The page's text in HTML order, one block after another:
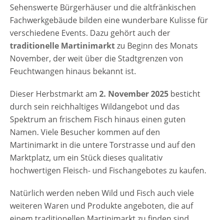
und Kunsthandwerk. Der Martinimarkt in
Feuchtwangen präsentiert neben all den
Angeboten an Waren auch ein
Rahmenprogramm unter dem Motto
"Romantik um Martini". Der verkaufsoffene
Sonntag der örtlichen Einzelhändler, ein
romantisches Karussell und das Märchenzelt
für die Kinder gehören zu diesem
begleitenden Programm. Der Martinimarkt
bringt schon einen Vorgeschmack auf den
Weihnachtsmarkt in Feuchtwangen, der
Ende November seine…
Sehenswerte Bürgerhäuser und die altfränkischen
Fachwerkgebäude bilden eine wunderbare Kulisse für
verschiedene Events. Dazu gehört auch der
traditionelle Martinimarktzu Beginn des Monats
November, der weit über die Stadtgrenzen von
Feuchtwangen hinaus bekannt ist.
Dieser Herbstmarkt am 2. November 2025 besticht
durch sein reichhaltiges Wildangebot und das
Spektrum an frischem Fisch hinaus einen guten
Namen. Viele Besucher kommen auf den
Martinimarkt in die untere Torstrasse und auf den
Marktplatz, um ein Stück dieses qualitativ
hochwertigen Fleisch- und Fischangebotes zu kaufen.
Natürlich werden neben Wild und Fisch auch viele
weiteren Waren und Produkte angeboten, die auf